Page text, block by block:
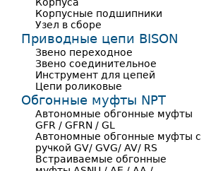
Корпусные подшипники
Узел в сборе
Приводные цепи BISON
Звено переходное
Звено соединительное
Инструмент для цепей
Цепи роликовые
Обгонные муфты NPT
Автономные обгонные муфты
GFR / GFRN / GL
Автономные обгонные муфты с
ручкой GV/ GVG/ AV/ RS
Встраиваемые обгонные